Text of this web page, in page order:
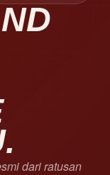
dari ratusan